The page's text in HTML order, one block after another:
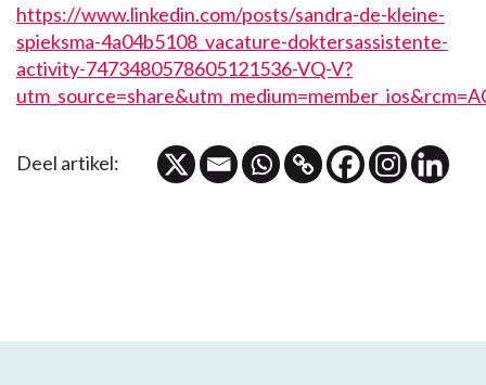
https://www.linkedin.com/posts/sandra-de-kleine-
spieksma-4a04b5108_vacature-doktersassistente-
activity-7473480578605121536-VQ-V?
Deel artikel: